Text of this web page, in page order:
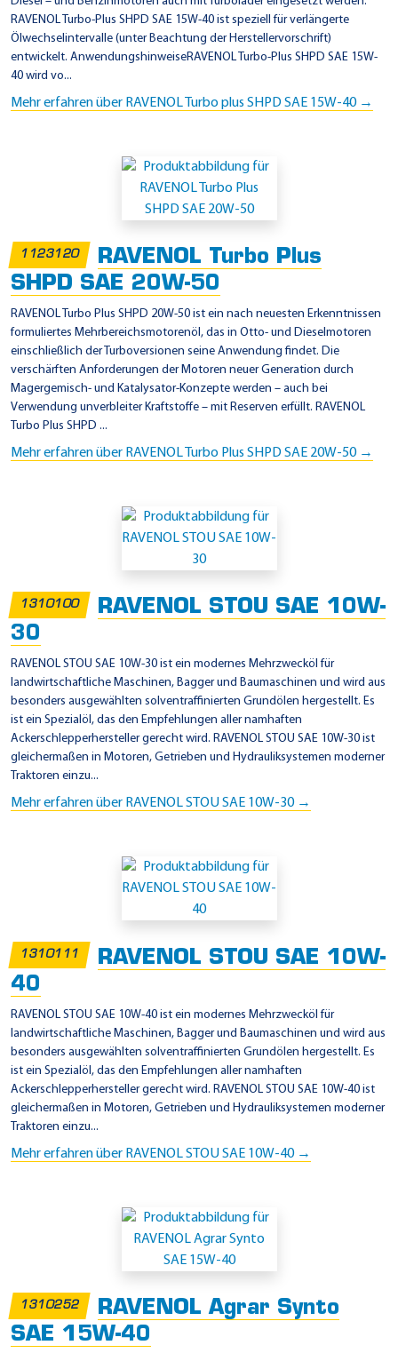
RAVENOL Turbo-Plus SHPD SAE 15W-40 ist speziell für verlängerte
Ölwechselintervalle (unter Beachtung der Herstellervorschrift)
entwickelt. AnwendungshinweiseRAVENOL Turbo-Plus SHPD SAE 15W-
40 wird vo...
Mehr erfahren über RAVENOL Turbo plus SHPD SAE 15W-40 →
1123120
RAVENOL Turbo Plus
SHPD SAE 20W-50
RAVENOL Turbo Plus SHPD 20W-50 ist ein nach neuesten Erkenntnissen
formuliertes Mehrbereichsmotorenöl, das in Otto- und Dieselmotoren
einschließlich der Turboversionen seine Anwendung findet. Die
verschärften Anforderungen der Motoren neuer Generation durch
Magergemisch- und Katalysator-Konzepte werden – auch bei
Verwendung unverbleiter Kraftstoffe – mit Reserven erfüllt. RAVENOL
Turbo Plus SHPD ...
Mehr erfahren über RAVENOL Turbo Plus SHPD SAE 20W-50 →
1310100
RAVENOL STOU SAE 10W-
30
RAVENOL STOU SAE 10W-30 ist ein modernes Mehrzwecköl für
landwirtschaftliche Maschinen, Bagger und Baumaschinen und wird aus
besonders ausgewählten solventraffinierten Grundölen hergestellt. Es
ist ein Spezialöl, das den Empfehlungen aller namhaften
Ackerschlepperhersteller gerecht wird. RAVENOL STOU SAE 10W-30 ist
gleichermaßen in Motoren, Getrieben und Hydrauliksystemen moderner
Traktoren einzu...
Mehr erfahren über RAVENOL STOU SAE 10W-30 →
1310111
RAVENOL STOU SAE 10W-
40
RAVENOL STOU SAE 10W-40 ist ein modernes Mehrzwecköl für
landwirtschaftliche Maschinen, Bagger und Baumaschinen und wird aus
besonders ausgewählten solventraffinierten Grundölen hergestellt. Es
ist ein Spezialöl, das den Empfehlungen aller namhaften
Ackerschlepperhersteller gerecht wird. RAVENOL STOU SAE 10W-40 ist
gleichermaßen in Motoren, Getrieben und Hydrauliksystemen moderner
Traktoren einzu...
Mehr erfahren über RAVENOL STOU SAE 10W-40 →
1310252
RAVENOL Agrar Synto
SAE 15W-40